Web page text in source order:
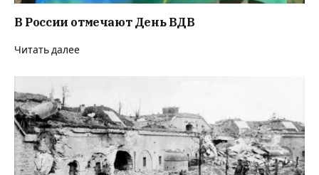
В России отмечают День ВДВ
Читать далее